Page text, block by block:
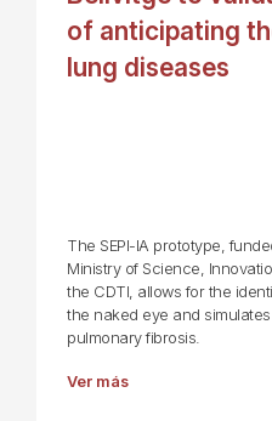
of anticipating
lung diseases
The SEPI-IA prototype,
Ministry of Science,
the CDTI, allows for the
the naked eye and
pulmonary fibrosis.
Ver más